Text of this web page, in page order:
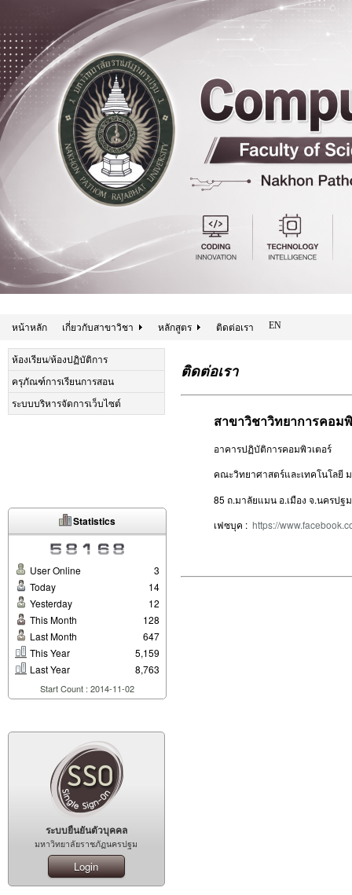
หน้าหลัก เกี่ยวกับสาขาวิชา หลักสูตร ติดต่อเรา EN
ห้องเรียน/ห้องปฏิบัติการ
ครุภัณฑ์การเรียนการสอน
ระบบบริหารจัดการเว็บไซต์
Statistics
User Online
3
Today
14
Yesterday
12
This Month
128
Last Month
647
This Year
5,159
Last Year
8,763
Start Count : 2014-11-02
ระบบยืนยันตัวบุคคล
มหาวิทยาลัยราชภัฏนครปฐม
Login
ติดต่อเรา
สาขาวิชาวิทยาการคอม
อาคารปฏิบัติการคอมพิวเตอร์
คณะวิทยาศาสตร์และเทคโนโลยี
85 ถ.มาลัยแมน อ.เมือง จ.นครป
เฟซบุค : https://